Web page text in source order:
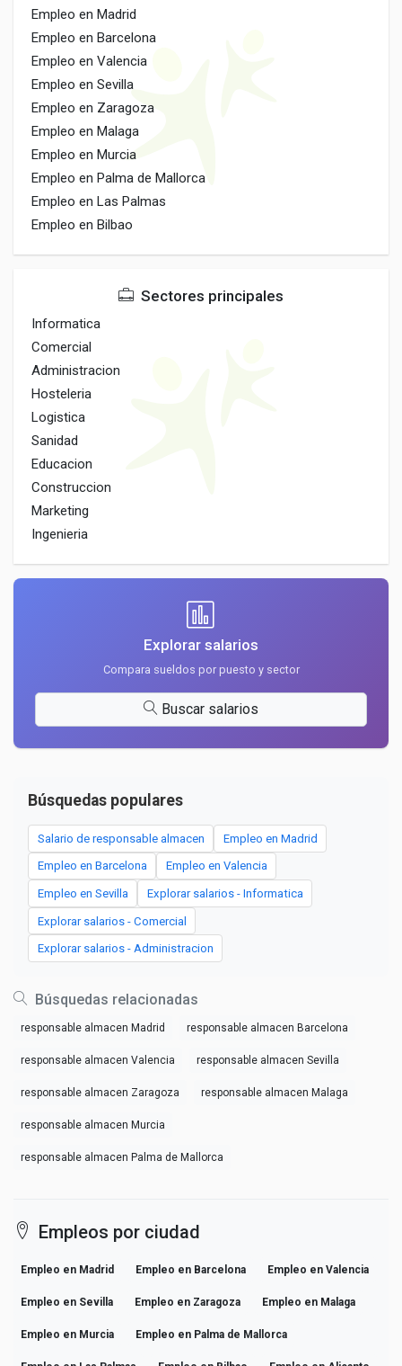
Empleo en Madrid
Empleo en Barcelona
Empleo en Valencia
Empleo en Sevilla
Empleo en Zaragoza
Empleo en Malaga
Empleo en Murcia
Empleo en Palma de Mallorca
Empleo en Las Palmas
Empleo en Bilbao
Sectores principales
Informatica
Comercial
Administracion
Hosteleria
Logistica
Sanidad
Educacion
Construccion
Marketing
Ingenieria
Explorar salarios
Compara sueldos por puesto y sector
Buscar salarios
Búsquedas populares
Salario de responsable almacen Empleo en Madrid
Empleo en Barcelona Empleo en Valencia
Empleo en Sevilla Explorar salarios - Informatica
Explorar salarios - Comercial
Explorar salarios - Administracion
Búsquedas relacionadas
responsable almacen Madrid responsable almacen Barcelona
responsable almacen Valencia responsable almacen Sevilla
responsable almacen Zaragoza responsable almacen Malaga
responsable almacen Murcia
responsable almacen Palma de Mallorca
Empleos por ciudad
Empleo en Madrid Empleo en Barcelona Empleo en Valencia
Empleo en Sevilla Empleo en Zaragoza Empleo en Malaga
Empleo en Murcia Empleo en Palma de Mallorca